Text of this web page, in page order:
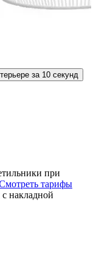
за 10 секунд
при
тарифы
накладной